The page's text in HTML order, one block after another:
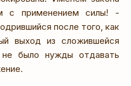
с применением силы! -
после того, как
выход из сложившейся
было нужды отдавать